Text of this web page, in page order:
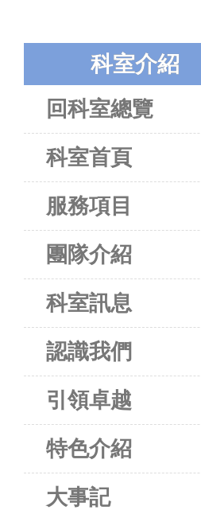
科室介紹
回科室總覽
科室首頁
服務項目
團隊介紹
科室訊息
認識我們
引領卓越
特色介紹
大事記